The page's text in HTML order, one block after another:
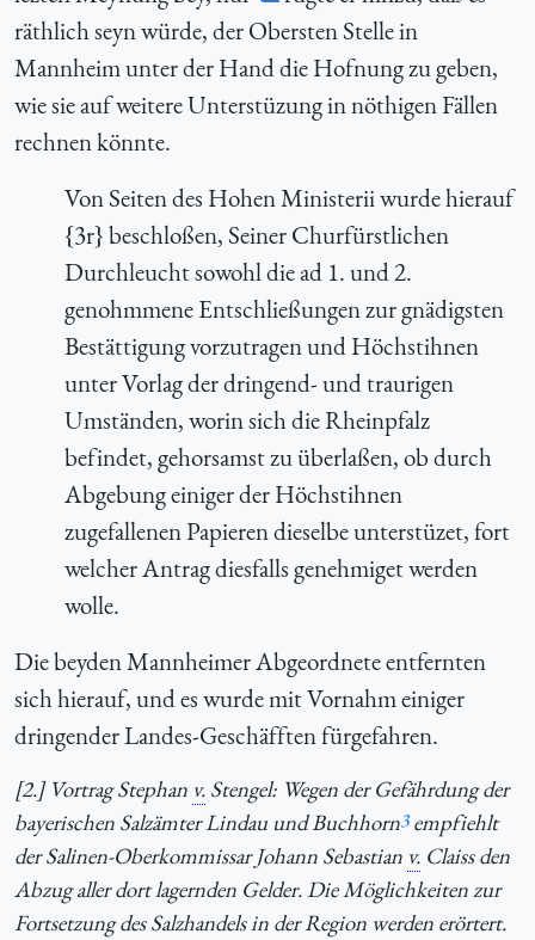
räthlich seyn würde, der Obersten Stelle in
Mannheim unter der Hand die Hofnung zu geben,
wie sie auf weitere Unterstüzung in nöthigen Fällen
rechnen könnte.
Von Seiten des Hohen Ministerii wurde hierauf
{3r} beschloßen, Seiner Churfürstlichen
Durchleucht sowohl die ad 1. und 2.
genohmmene Entschließungen zur gnädigsten
Bestättigung vorzutragen und Höchstihnen
unter Vorlag der dringend- und traurigen
Umständen, worin sich die Rheinpfalz
befindet, gehorsamst zu überlaßen, ob durch
Abgebung einiger der Höchstihnen
zugefallenen Papieren dieselbe unterstüzet, fort
welcher Antrag diesfalls genehmiget werden
wolle.
Die beyden Mannheimer Abgeordnete entfernten
sich hierauf, und es wurde mit Vornahm einiger
dringender Landes-Geschäfften fürgefahren.
[2.] Vortrag Stephan v. Stengel: Wegen der Gefährdung der
bayerischen Salzämter Lindau und Buchhorn3empfiehlt
der Salinen-Oberkommissar Johann Sebastian v. Claiss den
Abzug aller dort lagernden Gelder. Die Möglichkeiten zur
Fortsetzung des Salzhandels in der Region werden erörtert.